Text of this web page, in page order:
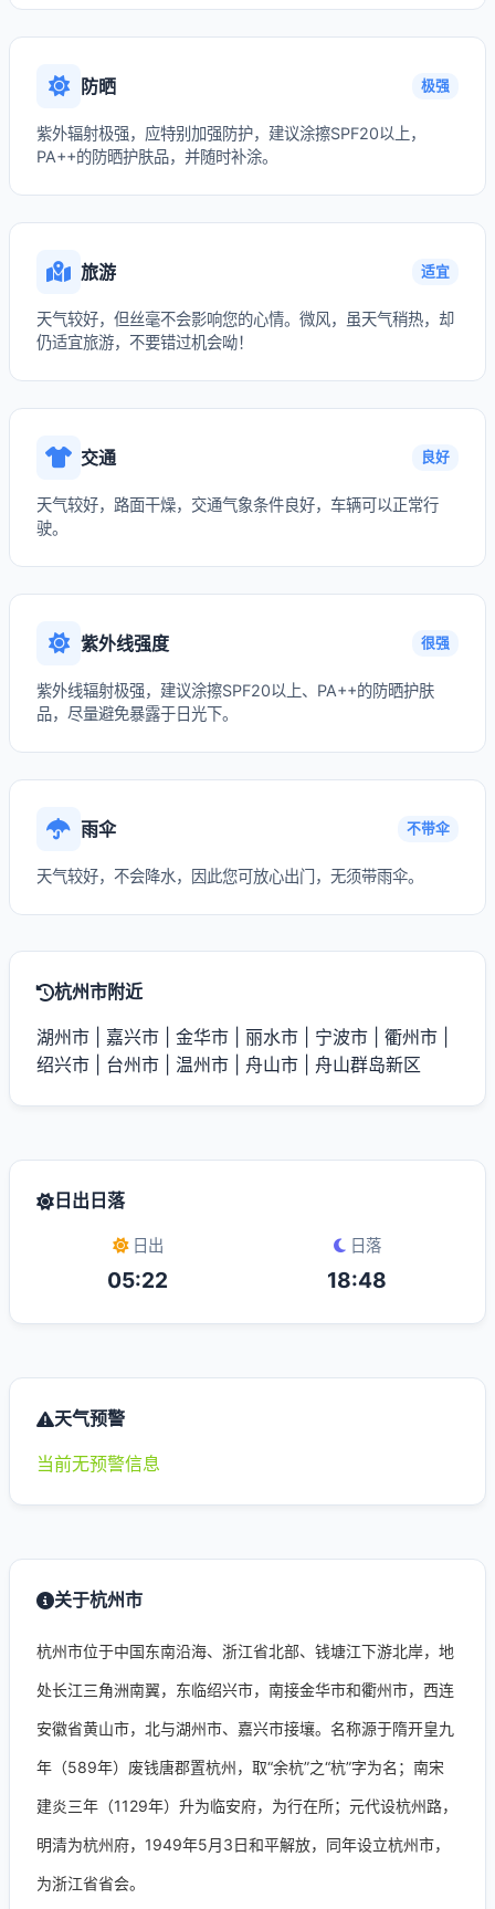
防晒 极强
紫外辐射极强，应特别加强防护，建议涂擦SPF20以上，
PA++的防晒护肤品，并随时补涂。
旅游 适宜
天气较好，但丝毫不会影响您的心情。微风，虽天气稍热，却
仍适宜旅游，不要错过机会呦！
交通 良好
天气较好，路面干燥，交通气象条件良好，车辆可以正常行
驶。
紫外线强度 很强
紫外线辐射极强，建议涂擦SPF20以上、PA++的防晒护肤
品，尽量避免暴露于日光下。
雨伞 不带伞
天气较好，不会降水，因此您可放心出门，无须带雨伞。
杭州市附近
湖州市 嘉兴市 金华市 丽水市 宁波市 衢州市
绍兴市
台州市 温州市 舟山市 舟山群岛新区
日出日落
日出
05:22
日落
18:48
天气预警
当前无预警信息
关于杭州市
杭州市位于中国东南沿海、浙江省北部、钱塘江下游北岸，地
处长江三角洲南翼，东临绍兴市，南接金华市和衢州市，西连
安徽省黄山市，北与湖州市、嘉兴市接壤。名称源于隋开皇九
年（589年）废钱唐郡置杭州，取“余杭”之“杭”字为名；南宋
建炎三年（1129年）升为临安府，为行在所；元代设杭州路，
明清为杭州府，1949年5月3日和平解放，同年设立杭州市，
为浙江省省会。